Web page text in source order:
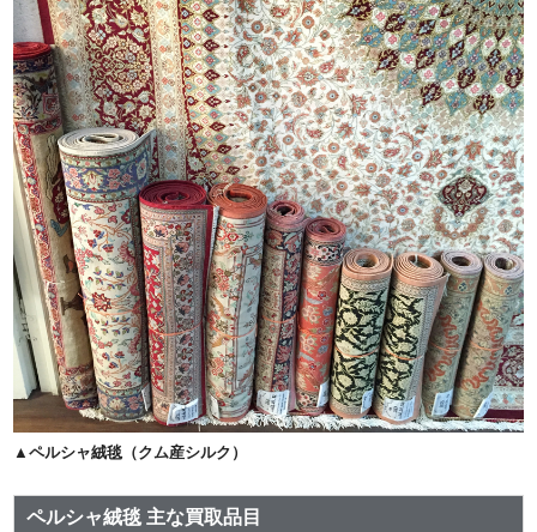
▲ペルシャ絨毯（クム産シルク）
ペルシャ絨毯 主な買取品目